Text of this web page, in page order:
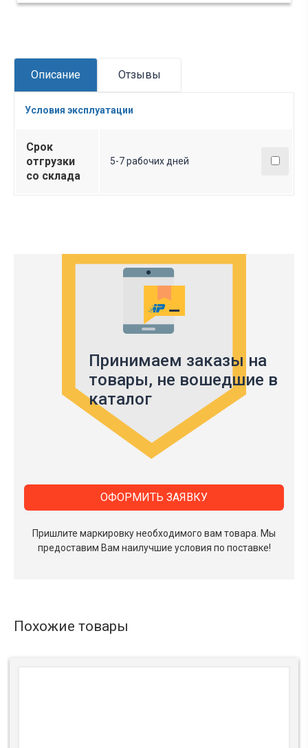
Описание Отзывы
Условия эксплуатации
Срок
отгрузки
со склада
5-7 рабочих дней
Принимаем заказы на
товары, не вошедшие в
каталог
Пришлите маркировку необходимого вам товара. Мы
предоставим Вам наилучшие условия по поставке!
ОФОРМИТЬ ЗАЯВКУ
Похожие товары